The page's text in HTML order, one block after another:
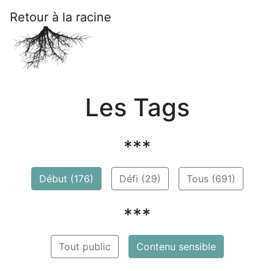
Retour à la racine
Les Tags
***
Début (176) Défi (29) Tous (691)
***
Tout public Contenu sensible